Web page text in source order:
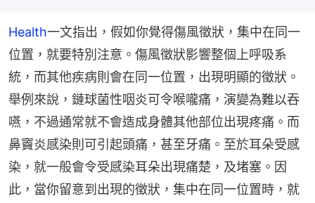
Health一文指出，假如你覺得傷風徵狀，集中在同一
位置，就要特別注意。傷風徵狀影響整個上呼吸系
統，而其他疾病則會在同一位置，出現明顯的徵狀。
舉例來說，鏈球菌性咽炎可令喉嚨痛，演變為難以吞
嚥，不過通常就不會造成身體其他部位出現疼痛。而
鼻竇炎感染則可引起頭痛，甚至牙痛。至於耳朵受感
染，就一般會令受感染耳朵出現痛楚，及堵塞。因
此，當你留意到出現的徵狀，集中在同一位置時，就